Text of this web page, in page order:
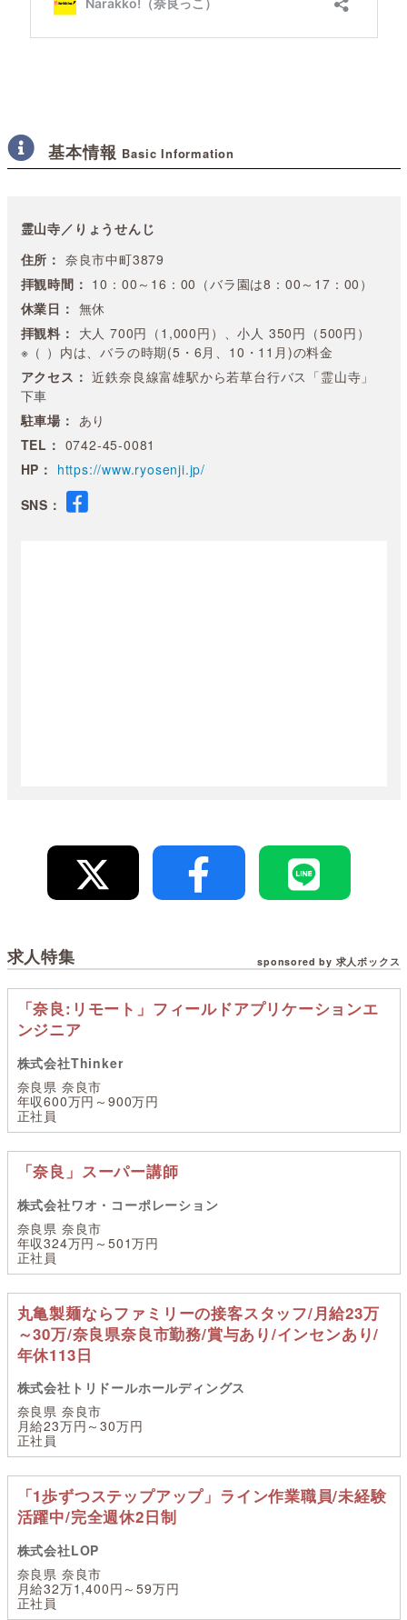
基本情報 Basic Information
霊山寺／りょうせんじ
住所： 奈良市中町3879
拝観時間： 10：00～16：00（バラ園は8：00～17：00）
休業日： 無休
拝観料： 大人 700円（1,000円）、小人 350円（500円）
※（ ）内は、バラの時期(5・6月、10・11月)の料金
アクセス： 近鉄奈良線富雄駅から若草台行バス「霊山寺」
下車
駐車場： あり
TEL： 0742-45-0081
HP： https://www.ryosenji.jp/
SNS：
求人特集 sponsored by 求人ボックス
「奈良:リモート」フィールドアプリケーションエ
ンジニア
株式会社Thinker
奈良県 奈良市
年収600万円～900万円
正社員
「奈良」スーパー講師
株式会社ワオ・コーポレーション
奈良県 奈良市
年収324万円～501万円
正社員
丸亀製麺ならファミリーの接客スタッフ/月給23万
～30万/奈良県奈良市勤務/賞与あり/インセンあり/
年休113日
株式会社トリドールホールディングス
奈良県 奈良市
月給23万円～30万円
正社員
「1歩ずつステップアップ」ライン作業職員/未経験
活躍中/完全週休2日制
株式会社LOP
奈良県 奈良市
月給32万1,400円～59万円
正社員